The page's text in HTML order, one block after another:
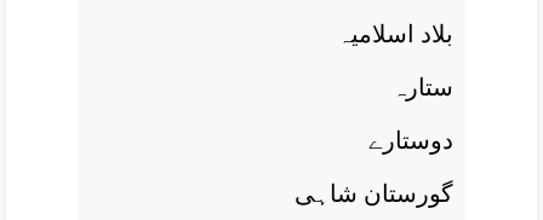
بلاد اسلاميہ
ستارہ
دوستارے
گورستان شاہی